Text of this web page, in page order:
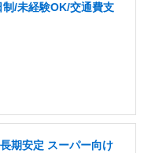
/未経験OK/交通費支
期安定 スーパー向け